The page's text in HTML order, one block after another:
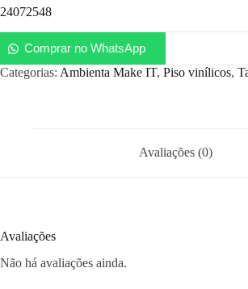
24072548
Comprar no WhatsApp
Categorias: Ambienta Make IT, Piso vinílicos,
Avaliações (0)
Avaliações
Não há avaliações ainda.